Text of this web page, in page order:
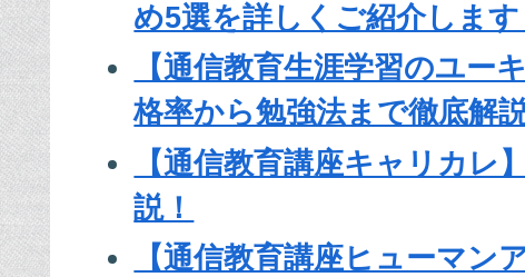
め5選を詳しくご紹介します
【通信教育生涯学習のユー
格率から勉強法まで徹底解説
【通信教育講座キャリカレ
説！
【通信教育講座ヒューマン